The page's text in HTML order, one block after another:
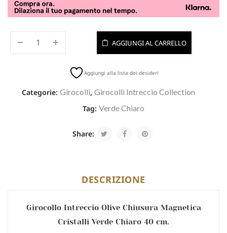
AGGIUNGI AL CARRELLO
Aggiungi alla lista dei desideri
Categorie: Girocolli, Girocolli Intreccio Collection
Tag: Verde Chiaro
Share:
DESCRIZIONE
Girocollo Intreccio Olive Chiusura Magnetica
Cristalli Verde Chiaro 40 cm.